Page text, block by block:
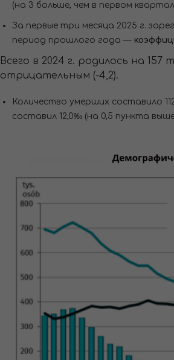
(на 3 больше, чем в первом
За первые три месяца 2025 г.
период прошлого года —
Всего в 2024 г. родилось на
отрицательным (-4,2).
Количество умерших составило
составил 12,0‰ (на 0,5 пункта